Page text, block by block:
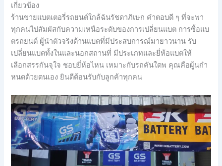
เกี่ยวข้อง
ร้านขายแบตเตอรี่รถยนต์ใกล้ฉันรัชดาภิเษก คำตอบดี ๆ ที่จะพา
ทุกคนไปสัมผัสกับความเหนือระดับของการเปลี่ยนแบต การซื้อแบ
ตรถยนต์ ผู้นำตัวจริงด้านแบตที่มีประสบการณ์มายาวนาน รับ
เปลี่ยนแบตทั้งในและนอกสถานที่ มีประเภทและยี่ห้อแบตให้
เลือกสรรกันจุใจ ชอบยี่ห้อไหน เหมาะกับรถคันใดพ คุณคือผู้นกำ
หนดด้วยตนเอง ยินดีต้อนรับกับลูกค้าทุกคน